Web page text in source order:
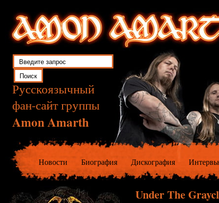
Русскоязычный
фан-сайт группы
Amon Amarth
Новости Биография Дискография
Under The